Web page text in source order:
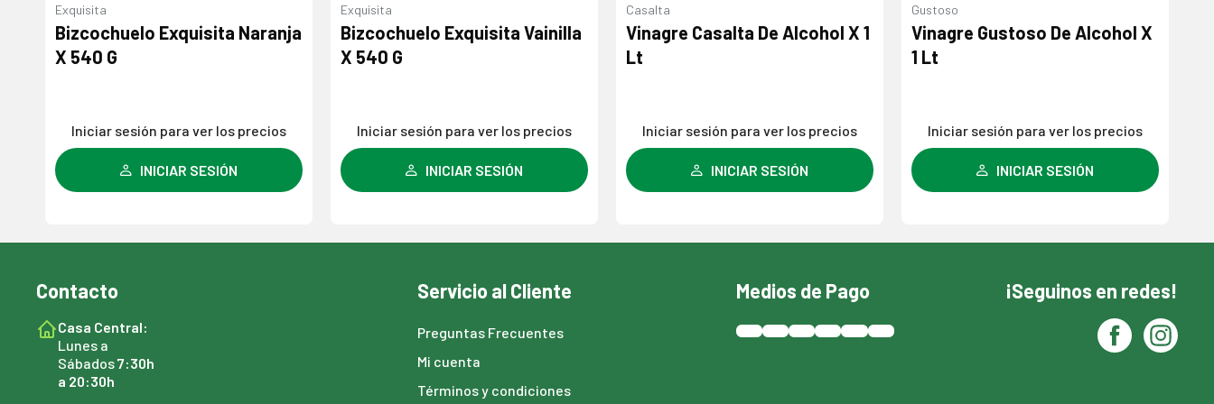
Exquisita
Bizcochuelo Exquisita Naranja
X 540 G
Iniciar sesión para ver los precios
INICIAR SESIÓN
Exquisita
Bizcochuelo Exquisita Vainilla
X 540 G
Iniciar sesión para ver los precios
INICIAR SESIÓN
Casalta
Vinagre Casalta De Alcohol X 1
Lt
Iniciar sesión para ver los precios
INICIAR SESIÓN
Gustoso
Vinagre Gustoso De Alcohol X
1 Lt
Iniciar sesión para ver los precios
INICIAR SESIÓN
Contacto
Casa Central:
Lunes a
Sábados7:30h
a 20:30h
Servicio al Cliente
Preguntas Frecuentes
Mi cuenta
Términos y condiciones
Medios de Pago ¡Seguinos en redes!